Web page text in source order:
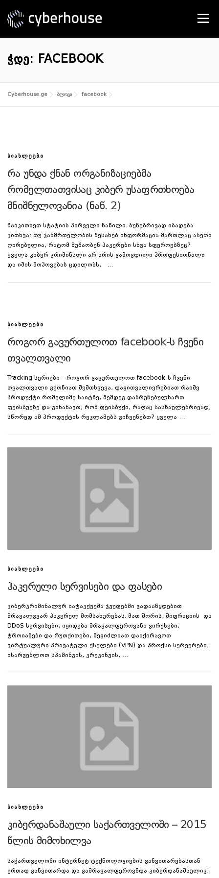
content
Menu
SERVICES ABOUT US
ᲭᲓᲔ: FACEBOOK
Cyberhouse.ge ბლოგი facebook
ᲡᲘᲐᲮᲚᲔᲔᲑᲘ
რა უნდა ქნან ორგანიზაციებმა
რომელთათვისაც კიბერ უსაფრთხოება
მნიშნელოვანია (ნაწ. 2)
წაიკითხეთ სტატიის პირველი ნაწილი. ბუნებრივად იბადება
კითხვა: თუ ჯანმრთელობის შესახებ ინფორმაცია მართლაც ასეთი
ღირებულია, რატომ მუშაობენ ჰაკერები სხვა სფეროებზეც?
ყველა კიბერ კრიმინალი არ არის გამოცდილი პროფესიონალი
და იმის მოპოვებას ცდილობს, …
ᲡᲘᲐᲮᲚᲔᲔᲑᲘ
როგორ გავურთულოთ facebook-ს ჩვენი
თვალთვალი
Tracking სერიები – როგორ გავურთულოთ facebook-ს ჩვენი
თვალთვალი გქონიათ შემთხვევა, დაგითვალიერებიათ რაიმე
პროდუქტი რომელიმე საიტზე, შემდეგ დაბრუნებულხართ
ფეისბუქზე და გინახავთ, რომ ფეისბუქი, რაღაც სასწაულებრივად,
სწორედ ამ პროდუქტის რეკლამებს გიჩვენებთ? ყველა …
ᲡᲘᲐᲮᲚᲔᲔᲑᲘ
ჰაკერული სერვისები და ფასები
კიბერკრიმინალურ იატაკქვეშა ჯგუფებში გადააწყდებით
მრავალგვარ ჰაკერულ მომსახურებას. მათ შორის, შიფრაციის და
DDoS სერვისები, იყიდება მრავალფეროვანი ვირუსები,
ტროიანები და რუთქითები, შეგიძლიათ დაიქირავოთ
ვირტუალური პრივატული ქსელები (VPN) და პროქსი სერვერები,
ისარგებლოთ სპამინგის, კრეკინგის, …
ᲡᲘᲐᲮᲚᲔᲔᲑᲘ
კიბერდანაშაული საქართველოში – 2015
წლის მიმოხილვა
საქართველოში ინტერნეტ ტექნოლოგიების განვითარებასთან
ერთად განვითარდა და გამრავალფეროვნდა კიბერდანაშაულიც: